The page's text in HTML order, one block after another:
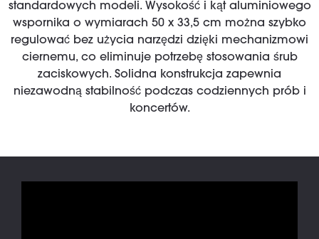
standardowych modeli. Wysokość i kąt aluminiowego
wspornika o wymiarach 50 x 33,5 cm można szybko
regulować bez użycia narzędzi dzięki mechanizmowi
ciernemu, co eliminuje potrzebę stosowania śrub
zaciskowych. Solidna konstrukcja zapewnia
niezawodną stabilność podczas codziennych prób i
koncertów.